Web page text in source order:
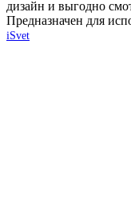
дизайн и выгодно
Предназначен для
iSvet